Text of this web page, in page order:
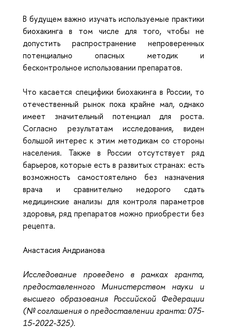
В будущем важно изучать используемые практики
биохакинга в том числе для того, чтобы не
допустить распространение непроверенных
потенциально опасных методик и
бесконтрольное использовании препаратов.
Что касается специфики биохакинга в России, то
отечественный рынок пока крайне мал, однако
имеет значительный потенциал для роста.
Согласно результатам исследования, виден
большой интерес к этим методикам со стороны
населения. Также в России отсутствует ряд
барьеров, которые есть в развитых странах: есть
возможность самостоятельно без назначения
врача и сравнительно недорого сдать
медицинские анализы для контроля параметров
здоровья, ряд препаратов можно приобрести без
рецепта.
Анастасия Андрианова
Исследование проведено в рамках гранта,
предоставленного Министерством науки и
высшего образования Российской Федерации
(№ соглашения о предоставлении гранта: 075-
15-2022-325).